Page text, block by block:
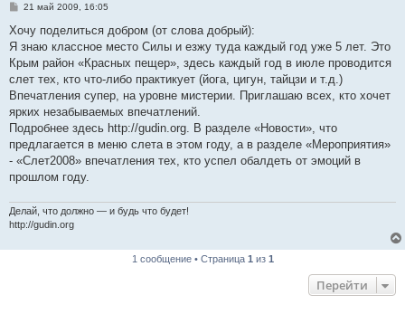
С
о
щ
е
и
е
21 май 2009, 16:05
Хочу поделиться добром (от слова добрый):
Я знаю классное место Силы и езжу туда каждый год уже 5 лет. Это
Крым район «Красных пещер», здесь каждый год в июле проводится
слет тех, кто что-либо практикует (йога, цигун, тайцзи и т.д.)
Впечатления супер, на уровне мистерии. Приглашаю всех, кто хочет
ярких незабываемых впечатлений.
Подробнее здесь http://gudin.org. В разделе «Новости», что
предлагается в меню слета в этом году, а в разделе «Мероприятия»
- «Слет2008» впечатления тех, кто успел обалдеть от эмоций в
прошлом году.
Делай, что должно — и будь что будет!
http://gudin.org
1 сообщение • Страница 1 из 1
Перейти